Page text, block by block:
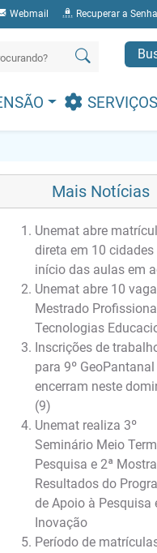
Webmail Recuperar a
SERVIÇOS
Mais Notícias
Unemat abre
direta em 10 cidades
início das aulas em
Unemat abre 10
Mestrado
Tecnologias
Inscrições de
para 9º GeoPantanal
encerram neste
(9)
Unemat realiza 3º
Seminário Meio
Pesquisa e 2ª
Resultados do
de Apoio à Pesquisa
Inovação
Período de